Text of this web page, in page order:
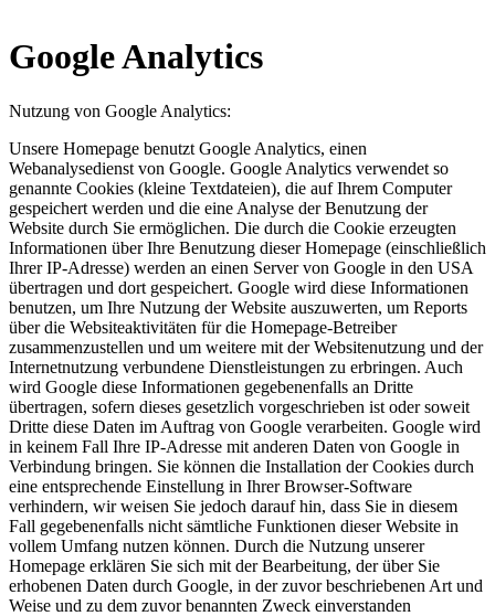
Google Analytics
Nutzung von Google Analytics:
Unsere Homepage benutzt Google Analytics, einen
Webanalysedienst von Google. Google Analytics verwendet so
genannte Cookies (kleine Textdateien), die auf Ihrem Computer
gespeichert werden und die eine Analyse der Benutzung der
Website durch Sie ermöglichen. Die durch die Cookie erzeugten
Informationen über Ihre Benutzung dieser Homepage (einschließlich
Ihrer IP-Adresse) werden an einen Server von Google in den USA
übertragen und dort gespeichert. Google wird diese Informationen
benutzen, um Ihre Nutzung der Website auszuwerten, um Reports
über die Websiteaktivitäten für die Homepage-Betreiber
zusammenzustellen und um weitere mit der Websitenutzung und der
Internetnutzung verbundene Dienstleistungen zu erbringen. Auch
wird Google diese Informationen gegebenenfalls an Dritte
übertragen, sofern dieses gesetzlich vorgeschrieben ist oder soweit
Dritte diese Daten im Auftrag von Google verarbeiten. Google wird
in keinem Fall Ihre IP-Adresse mit anderen Daten von Google in
Verbindung bringen. Sie können die Installation der Cookies durch
eine entsprechende Einstellung in Ihrer Browser-Software
verhindern, wir weisen Sie jedoch darauf hin, dass Sie in diesem
Fall gegebenenfalls nicht sämtliche Funktionen dieser Website in
vollem Umfang nutzen können. Durch die Nutzung unserer
Homepage erklären Sie sich mit der Bearbeitung, der über Sie
erhobenen Daten durch Google, in der zuvor beschriebenen Art und
Weise und zu dem zuvor benannten Zweck einverstanden